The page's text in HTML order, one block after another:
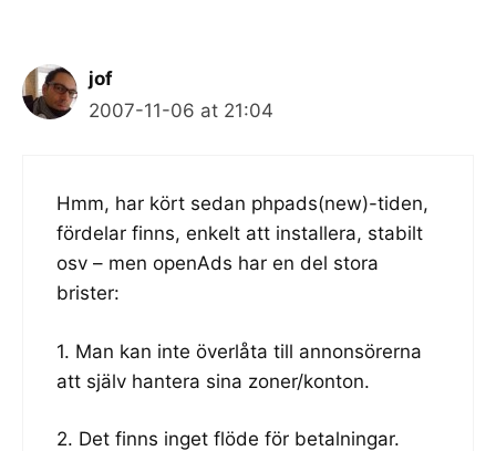
jof
2007-11-06 at 21:04
Hmm, har kört sedan phpads(new)-tiden,
fördelar finns, enkelt att installera, stabilt
osv – men openAds har en del stora
brister:
1. Man kan inte överlåta till annonsörerna
att själv hantera sina zoner/konton.
2. Det finns inget flöde för betalningar.